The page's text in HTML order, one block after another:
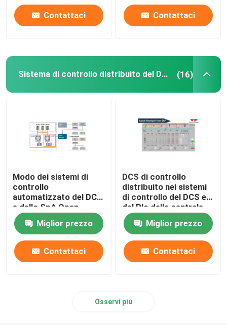
Sistema di controllo distribuito del DCS
Mescolamento automatico in lotti
Collettore di Pigging
pompa rotatoria del lobo
Valvola di Pigging
Valvola a rubinetto collegata
Mescolamento di conteggio simultaneo
Contattaci Contattaci
Sistema di controllo distribuito del DCS (16)
Modo dei sistemi di
controllo
automatizzato del DCS
e dello SpA Open
Source per la gestione
di ricettaMiglior prezzo
Contattaci
DCS di controllo
distribuito nei sistemi
di controllo del DCS e
del Plc della centrale
elettrica
Miglior prezzo
Contattaci
Osservi più